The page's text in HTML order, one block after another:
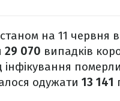
на 11 червня в
29 070 випадків
інфікування померли
одужати 13 141